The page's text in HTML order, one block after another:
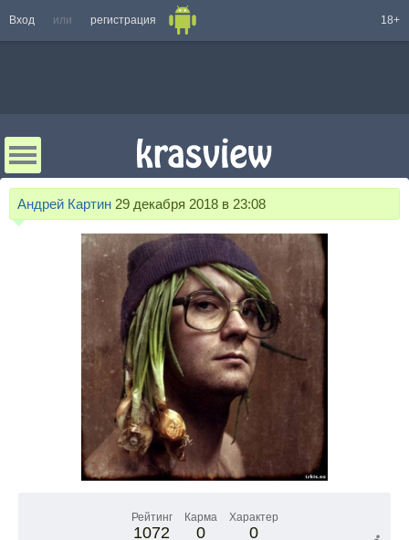
Вход или регистрация 18+
Андрей Картин 29 декабря 2018 в 23:08
Рейтинг
1072
Карма
0
Характер
0